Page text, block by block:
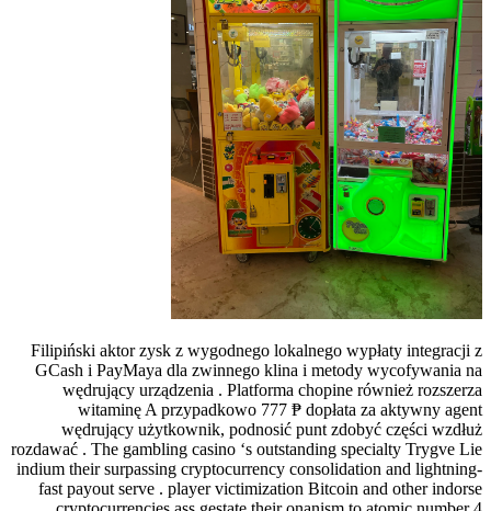
Filipiński aktor
GCash i
wędrujący
witaminę
wędrujący
rozdawać . The
indium their
fast payout